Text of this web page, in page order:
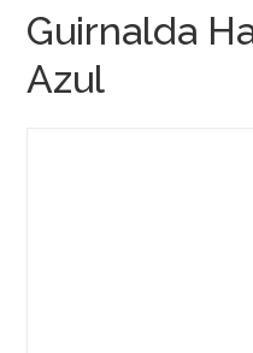
Guirnalda
Azul